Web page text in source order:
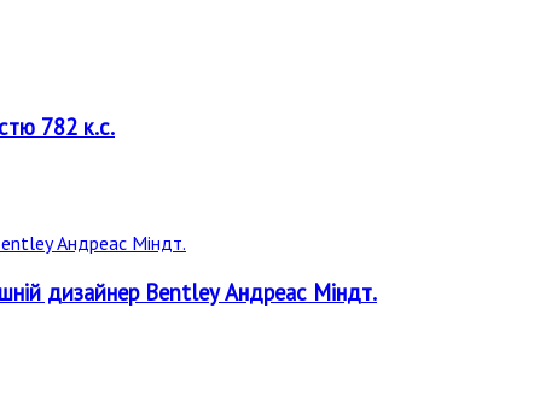
782 к.с.
дизайнер Bentley Андреас Міндт.